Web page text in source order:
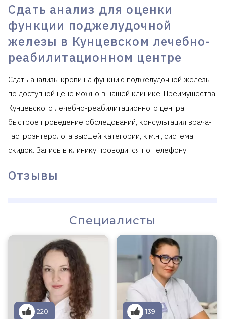
Сдать анализ для оценки
функции поджелудочной
железы в Кунцевском лечебно-
реабилитационном центре
Сдать анализы крови на функцию поджелудочной железы
по доступной цене можно в нашей клинике. Преимущества
Кунцевского лечебно-реабилитационного центра:
быстрое проведение обследований, консультация врача-
гастроэнтеролога высшей категории, к.м.н., система
скидок. Запись в клинику проводится по телефону.
Отзывы
Специалисты
220 139